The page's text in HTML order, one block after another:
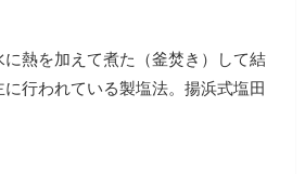
熱を加えて煮た（釜焚き）して結
行われている製塩法。揚浜式塩田